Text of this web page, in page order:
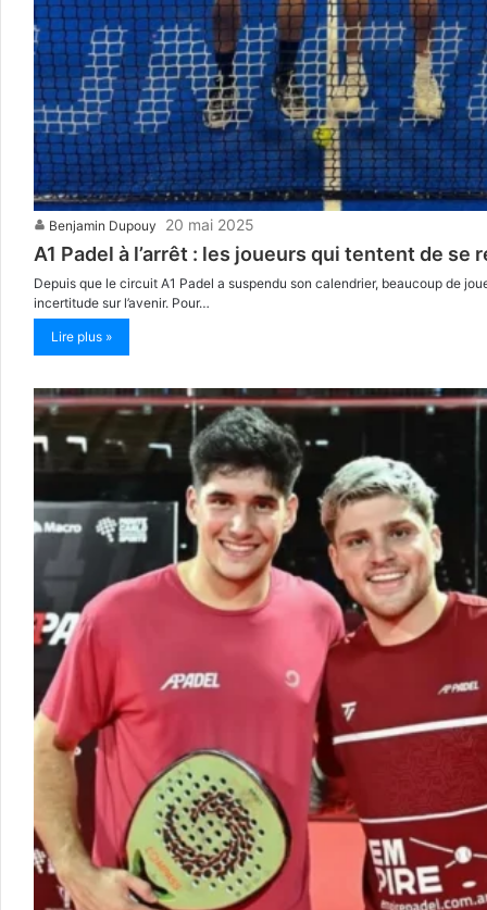
Benjamin Dupouy 20 mai 2025
A1 Padel à l’arrêt : les joueurs qui tentent de se
Depuis que le circuit A1 Padel a suspendu son calendrier, beaucoup de
incertitude sur l’avenir. Pour…
Lire plus »